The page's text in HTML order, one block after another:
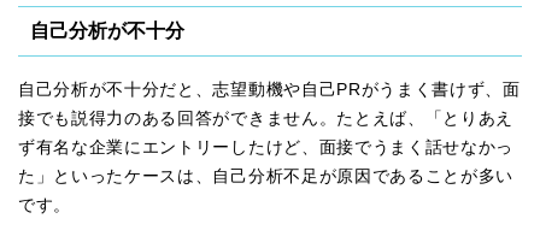
自己分析が不十分
自己分析が不十分だと、志望動機や自己PRがうまく書けず、面
接でも説得力のある回答ができません。たとえば、「とりあえ
ず有名な企業にエントリーしたけど、面接でうまく話せなかっ
た」といったケースは、自己分析不足が原因であることが多い
です。